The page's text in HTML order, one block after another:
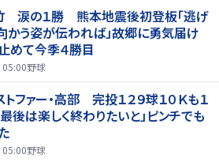
涙の１勝 熊本地震後初登板「逃げ
かう姿が伝われば」故郷に勇気届け
て今季４勝目
野球
ファー・高部 完投１２９球１０Ｋも１
後は楽しく終わりたいと」ピンチでも
野球